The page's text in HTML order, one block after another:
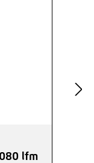
von 5 von 5
lfm